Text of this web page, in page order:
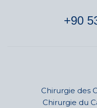
+90
Chirurgie des
Chirurgie du